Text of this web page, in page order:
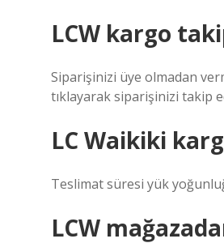
LCW kargo
Siparişinizi üye olmadan
tıklayarak siparişinizi takip
LC Waikiki
Teslimat süresi yük
LCW